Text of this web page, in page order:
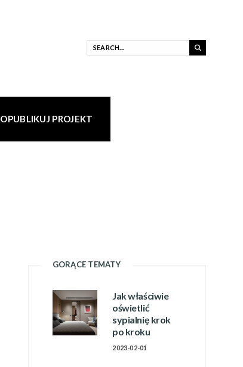
OPUBLIKUJ PROJEKT
GORĄCE TEMATY
Jak właściwie
oświetlić
sypialnię krok
po kroku
2023-02-01